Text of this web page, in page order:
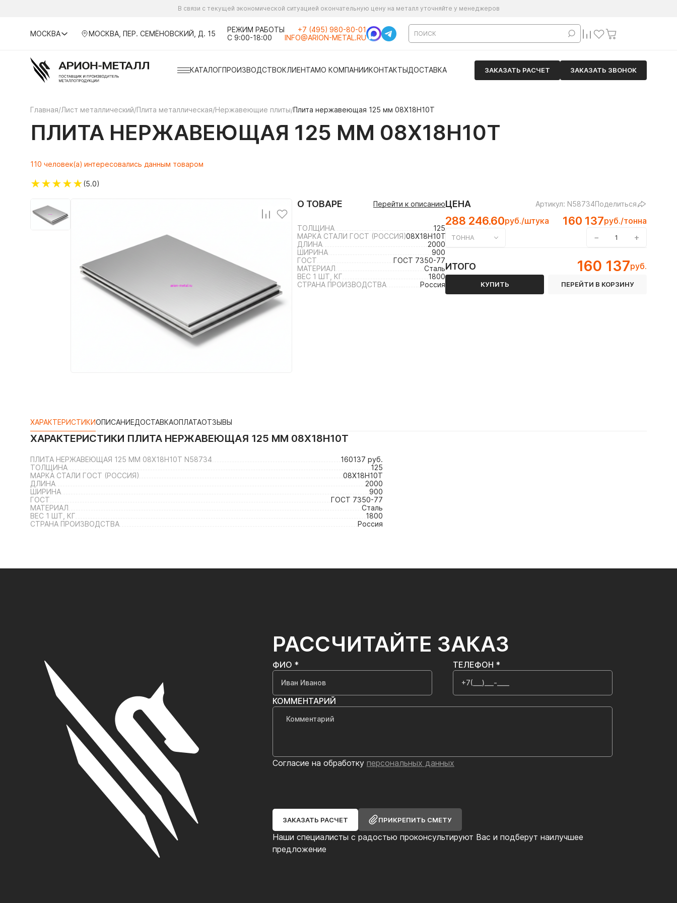
В связи с текущей экономической ситуацией окончательную цену на металл уточняйте у менеджеров
МОСКВА МОСКВА, ПЕР. СЕМЁНОВСКИЙ, Д. 15
РЕЖИМ РАБОТЫ
С 9:00-18:00
+7 (495) 980-80-01
INFO@ARION-METAL.RU
КАТАЛОГПРОИЗВОДСТВОКЛИЕНТАМО КОМПАНИИКОНТАКТЫДОСТАВКА ЗАКАЗАТЬ РАСЧЕТ ЗАКАЗАТЬ ЗВОНОК
Главная/Лист металлический/Плита металлическая/Нержавеющие плиты/Плита нержавеющая 125 мм 08Х18Н10Т
ПЛИТА НЕРЖАВЕЮЩАЯ 125 ММ 08Х18Н10Т
110 человек(а) интересовались данным товаром
★★★★★(5.0)
О ТОВАРЕ Перейти к описанию
ТОЛЩИНА
125
МАРКА СТАЛИ ГОСТ (РОССИЯ)08Х18Н10Т
ДЛИНА
2000
ШИРИНА
900
ГОСТ
ГОСТ 7350-77
МАТЕРИАЛ
Сталь
ВЕС 1 ШТ, КГ
1800
СТРАНА ПРОИЗВОДСТВА
Россия
ЦЕНА Артикул: N58734Поделиться
288 246.60руб./штука 160 137руб./тонна
ТОННА − +
ИТОГО 160 137руб.
КУПИТЬ ПЕРЕЙТИ В КОРЗИНУ
ХАРАКТЕРИСТИКИОПИСАНИЕДОСТАВКАОПЛАТАОТЗЫВЫ
ХАРАКТЕРИСТИКИ ПЛИТА НЕРЖАВЕЮЩАЯ 125 ММ 08Х18Н10Т
ПЛИТА НЕРЖАВЕЮЩАЯ 125 ММ 08Х18Н10Т N58734
160137 руб.
ТОЛЩИНА
125
МАРКА СТАЛИ ГОСТ (РОССИЯ)
08Х18Н10Т
ДЛИНА
2000
ШИРИНА
900
ГОСТ
ГОСТ 7350-77
МАТЕРИАЛ
Сталь
ВЕС 1 ШТ, КГ
1800
СТРАНА ПРОИЗВОДСТВА
Россия
РАССЧИТАЙТЕ ЗАКАЗ
Наши специалисты с радостью проконсультируют Вас и подберут наилучшее
предложение
ФИО * ТЕЛЕФОН *
КОММЕНТАРИЙ
Согласие на обработку персональных данных
ЗАКАЗАТЬ РАСЧЕТ ПРИКРЕПИТЬ СМЕТУ